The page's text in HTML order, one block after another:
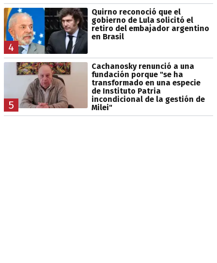
4
Quirno reconoció que el
gobierno de Lula solicitó el
retiro del embajador argentino
en Brasil
5
Cachanosky renunció a una
fundación porque "se ha
transformado en una especie
de Instituto Patria
incondicional de la gestión de
Milei"